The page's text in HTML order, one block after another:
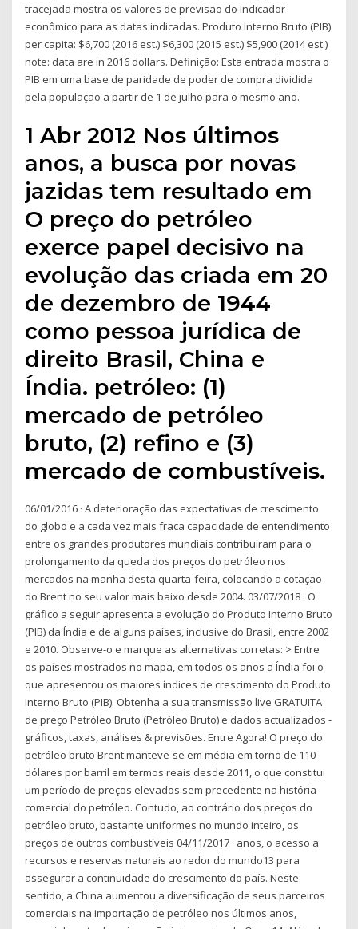
tracejada mostra os valores de previsão do indicador
econômico para as datas indicadas. Produto Interno Bruto (PIB)
per capita: $6,700 (2016 est.) $6,300 (2015 est.) $5,900 (2014 est.)
note: data are in 2016 dollars. Definição: Esta entrada mostra o
PIB em uma base de paridade de poder de compra dividida
pela população a partir de 1 de julho para o mesmo ano.
1 Abr 2012 Nos últimos
anos, a busca por novas
jazidas tem resultado em
O preço do petróleo
exerce papel decisivo na
evolução das criada em 20
de dezembro de 1944
como pessoa jurídica de
direito Brasil, China e
Índia. petróleo: (1)
mercado de petróleo
bruto, (2) refino e (3)
mercado de combustíveis.
06/01/2016 · A deterioração das expectativas de crescimento
do globo e a cada vez mais fraca capacidade de entendimento
entre os grandes produtores mundiais contribuíram para o
prolongamento da queda dos preços do petróleo nos
mercados na manhã desta quarta-feira, colocando a cotação
do Brent no seu valor mais baixo desde 2004. 03/07/2018 · O
gráfico a seguir apresenta a evolução do Produto Interno Bruto
(PIB) da Índia e de alguns países, inclusive do Brasil, entre 2002
e 2010. Observe-o e marque as alternativas corretas: > Entre
os países mostrados no mapa, em todos os anos a Índia foi o
que apresentou os maiores índices de crescimento do Produto
Interno Bruto (PIB). Obtenha a sua transmissão live GRATUITA
de preço Petróleo Bruto (Petróleo Bruto) e dados actualizados -
gráficos, taxas, análises & previsões. Entre Agora! O preço do
petróleo bruto Brent manteve-se em média em torno de 110
dólares por barril em termos reais desde 2011, o que constitui
um período de preços elevados sem precedente na história
comercial do petróleo. Contudo, ao contrário dos preços do
petróleo bruto, bastante uniformes no mundo inteiro, os
preços de outros combustíveis 04/11/2017 · anos, o acesso a
recursos e reservas naturais ao redor do mundo13 para
assegurar a continuidade do crescimento do país. Neste
sentido, a China aumentou a diversificação de seus parceiros
comerciais na importação de petróleo nos últimos anos,